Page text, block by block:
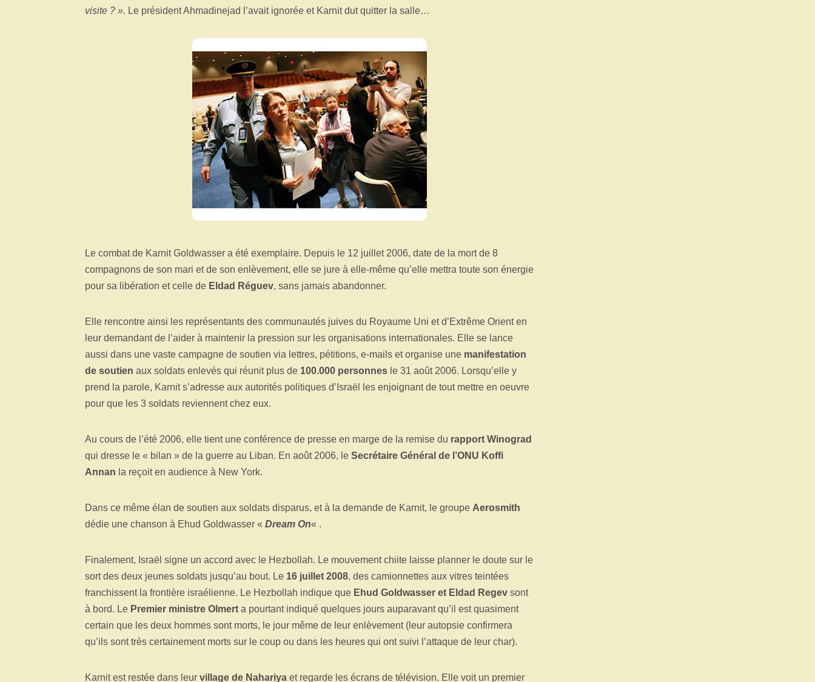
visite ? ». Le président Ahmadinejad l’avait ignorée et Karnit dut quitter la salle…
Le combat de Karnit Goldwasser a été exemplaire. Depuis le 12 juillet 2006, date de la mort de 8
compagnons de son mari et de son enlèvement, elle se jure à elle-même qu’elle mettra toute son énergie
pour sa libération et celle de Eldad Réguev, sans jamais abandonner.
Elle rencontre ainsi les représentants des communautés juives du Royaume Uni et d’Extrême Orient en
leur demandant de l’aider à maintenir la pression sur les organisations internationales. Elle se lance
aussi dans une vaste campagne de soutien via lettres, pétitions, e-mails et organise une manifestation
de soutien aux soldats enlevés qui réunit plus de 100.000 personnes le 31 août 2006. Lorsqu’elle y
prend la parole, Karnit s’adresse aux autorités politiques d’Israël les enjoignant de tout mettre en oeuvre
pour que les 3 soldats reviennent chez eux.
Au cours de l’été 2006, elle tient une conférence de presse en marge de la remise du rapport Winograd
qui dresse le « bilan » de la guerre au Liban. En août 2006, le Secrétaire Général de l’ONU Koffi
Annan la reçoit en audience à New York.
Dans ce même élan de soutien aux soldats disparus, et à la demande de Karnit, le groupe Aerosmith
dédie une chanson à Ehud Goldwasser « Dream On« .
Finalement, Israël signe un accord avec le Hezbollah. Le mouvement chiite laisse planner le doute sur le
sort des deux jeunes soldats jusqu’au bout. Le 16 juillet 2008, des camionnettes aux vitres teintées
franchissent la frontière israélienne. Le Hezbollah indique que Ehud Goldwasser et Eldad Regev sont
à bord. Le Premier ministre Olmert a pourtant indiqué quelques jours auparavant qu’il est quasiment
certain que les deux hommes sont morts, le jour même de leur enlèvement (leur autopsie confirmera
qu’ils sont très certainement morts sur le coup ou dans les heures qui ont suivi l’attaque de leur char).
Karnit est restée dans leur village de Nahariya et regarde les écrans de télévision. Elle voit un premier